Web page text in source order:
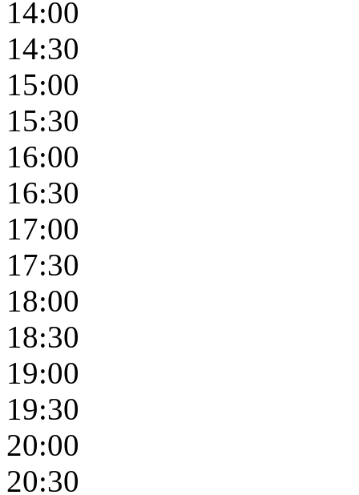
14:00
14:30
15:00
15:30
16:00
16:30
17:00
17:30
18:00
18:30
19:00
19:30
20:00
20:30